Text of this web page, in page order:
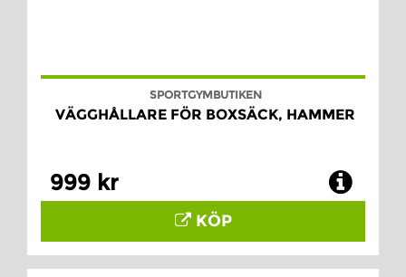
SPORTGYMBUTIKEN
VÄGGHÅLLARE FÖR BOXSÄCK, HAMMER
999 kr
KÖP